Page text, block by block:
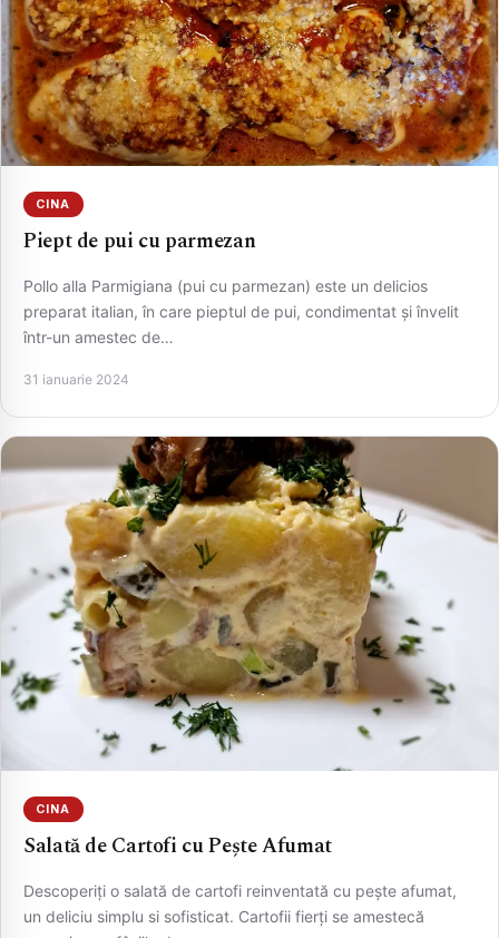
CINA
Piept de pui cu parmezan
Pollo alla Parmigiana (pui cu parmezan) este un delicios
preparat italian, în care pieptul de pui, condimentat și învelit
într-un amestec de…
31 ianuarie 2024
CINA
Salată de Cartofi cu Pește Afumat
Descoperiți o salată de cartofi reinventată cu pește afumat,
un deliciu simplu si sofisticat. Cartofii fierți se amestecă